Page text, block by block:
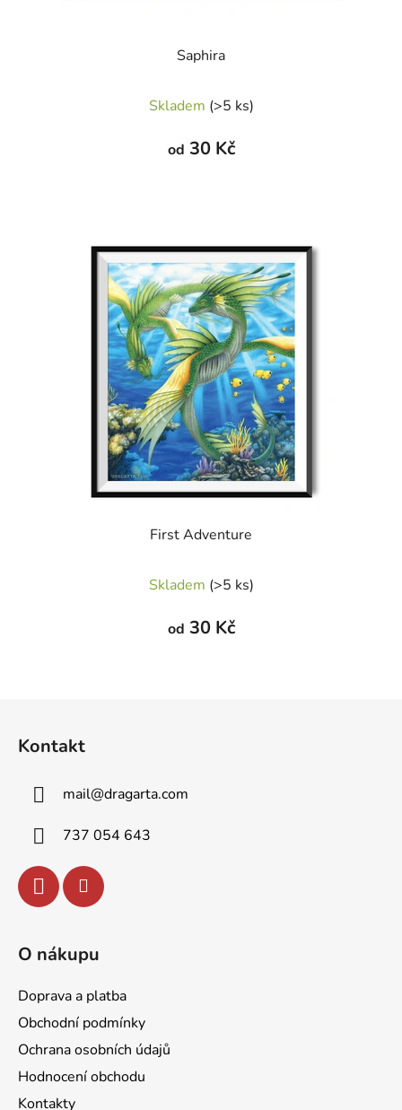
Saphira
Skladem (>5 ks)
od 30 Kč
First Adventure
Skladem (>5 ks)
od 30 Kč
Kontakt
mail@dragarta.com
737 054 643
O nákupu
Doprava a platba
Obchodní podmínky
Ochrana osobních údajů
Hodnocení obchodu
Kontakty